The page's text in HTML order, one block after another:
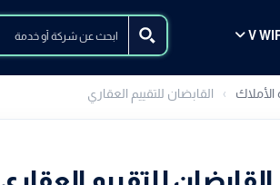
الأملاك القابضان للتقييم العقاري